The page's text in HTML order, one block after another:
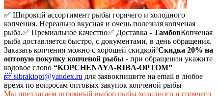
✅ Широкий ассортимент рыбы горячего и холодного
копчения. Нереально вкусная и очень полезная копченая
рыба.✅ Премиальное качество✅ Доставка - ТамбовКопченая
рыба доставляется быстро, с документами, в день обращения.
Заказать копчения можно с хорошей скидкой!Скидка 20% на
оптовую покупку копченой рыбы - при обращении укажите
кодовое слово “KOPCHENAYA-RIBA-OPTOM”
📨 sibrakiopt@yandex.ru для заявокпишите на email в любое
время по вопросам оптовых закупок копченой рыбы
Мы предлагаем огромный выбор рыбы холодного и горячего